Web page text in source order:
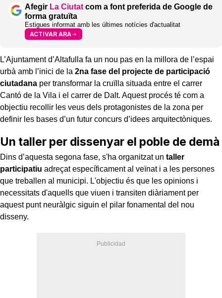
Afegir La Ciutatcom a font preferida de Google de
forma gratuïta
Estigues informat amb les últimes notícies d'actualitat
ACTIVAR ARA
L’Ajuntament d’Altafulla fa un nou pas en la millora de l’espai
urbà amb l’inici de la 2na fase del projecte de participació
ciutadana per transformar la cruïlla situada entre el carrer
Cantó de la Vila i el carrer de Dalt. Aquest procés té com a
objectiu recollir les veus dels protagonistes de la zona per
definir les bases d’un futur concurs d’idees arquitectòniques.
Un taller per dissenyar el poble de demà
Dins d’aquesta segona fase, s'ha organitzat un taller
participatiu adreçat específicament al veïnat i a les persones
que treballen al municipi. L'objectiu és que les opinions i
necessitats d'aquells que viuen i transiten diàriament per
aquest punt neuràlgic siguin el pilar fonamental del nou
disseny.